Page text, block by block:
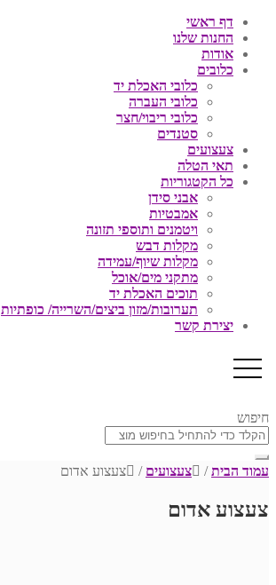
דף ראשי
החנות שלנו
אודות
כלובים
כלובי האכלת יד
כלובי העברה
כלובי ריבוי/חצר
סטנדים
צעצועים
תאי הטלה
כל הקטגוריות
אבני סידן
אמבטיות
ויטמנים ותוספי תזונה
מקלות דבש
מקלות שיוף/עמידה
מתקני מים/אוכל
תוכים האכלת יד
תערובות/מזון ביצים/השרייה/ כופתיות
יצירת קשר
חיפוש
עמוד הבית/ צעצועים / צעצוע אדום
צעצוע אדום